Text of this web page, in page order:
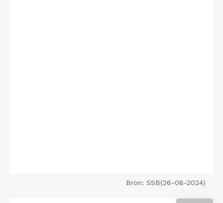
Bron: SSB(26-08-2024)